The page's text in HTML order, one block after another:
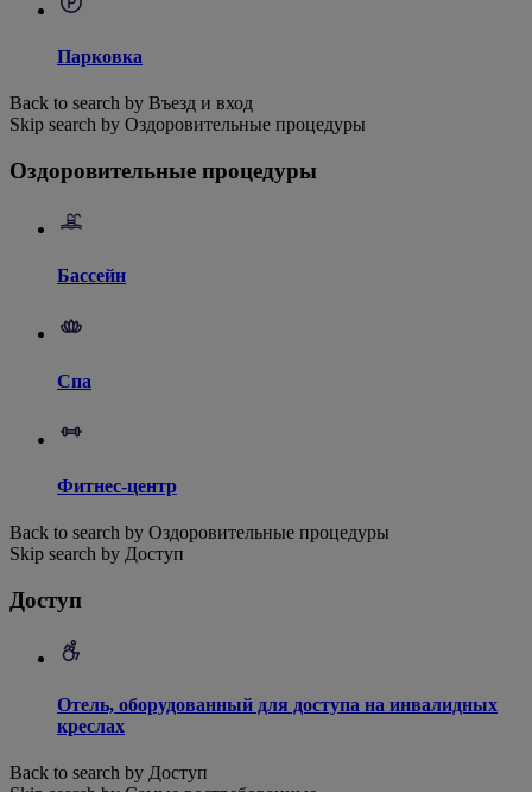
Парковка
Back to search by Въезд и вход
Skip search by Оздоровительные процедуры
Оздоровительные процедуры
Бассейн
Спа
Фитнес-центр
Back to search by Оздоровительные процедуры
Skip search by Доступ
Доступ
Отель, оборудованный для доступа на инвалидных
креслах
Back to search by Доступ